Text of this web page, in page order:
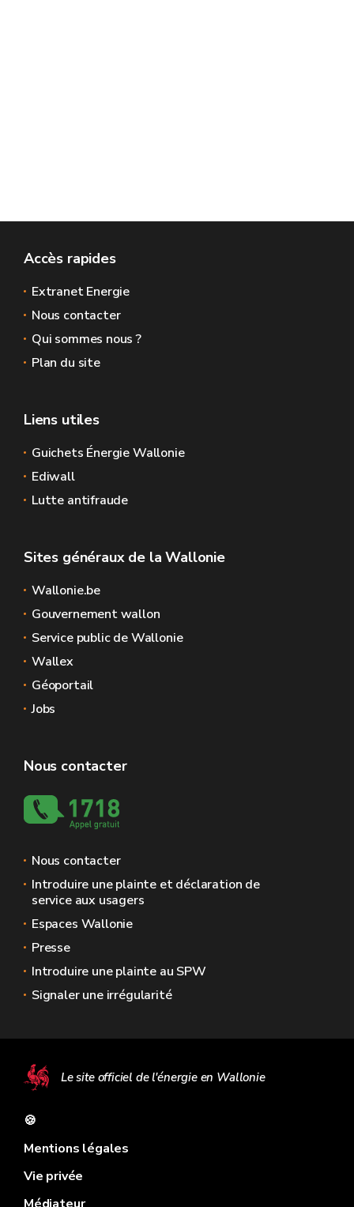
Accès rapides
Extranet Energie
Nous contacter
Qui sommes nous ?
Plan du site
Liens utiles
Guichets Énergie Wallonie
Ediwall
Lutte antifraude
Sites généraux de la Wallonie
Wallonie.be
Gouvernement wallon
Service public de Wallonie
Wallex
Géoportail
Jobs
Nous contacter
Nous contacter
Introduire une plainte et déclaration de
service aux usagers
Espaces Wallonie
Presse
Introduire une plainte au SPW
Signaler une irrégularité
Le site officiel de l'énergie en Wallonie
🍪
Mentions légales
Vie privée